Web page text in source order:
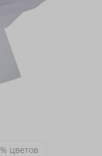
цветов